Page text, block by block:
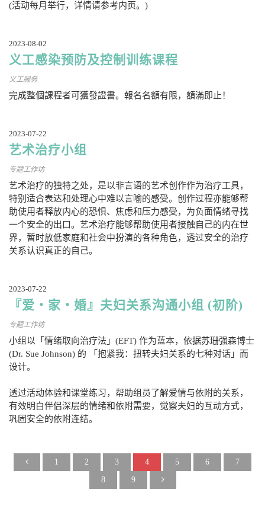
(活动每月举行，详情请参考内页。)
2023-08-02
义工感染预防及控制训练课程
义工服务
完成整個課程者可獲發證書。報名名額有限，額滿即止！
2023-07-22
艺术治疗小组
专题工作坊
艺术治疗的独特之处，是以非言语的艺术创作作为治疗工具，
特别适合表达和处理心中难以言喻的感受。创作过程亦能够帮
助使用者释放内心的恐惧、焦虑和压力感受，为负面情绪寻找
一个安全的出口。艺术治疗能够帮助使用者接触自己的内在世
界，暂时放低家庭和社会中扮演的各种角色，透过安全的治疗
关系认识真正的自己。
2023-07-22
『爱‧家‧婚』夫妇关系沟通小组 (初阶)
专题工作坊
小组以「情绪取向治疗法」(EFT) 作为蓝本，依据苏珊强森博士
(Dr. Sue Johnson) 的 「抱紧我：扭转夫妇关系的七种对话」而
设计。
透过活动体验和课堂练习，帮助组员了解爱情与依附的关系，
有效明白伴侣深层的情绪和依附需要，觉察夫妇的互动方式，
巩固安全的依附连结。
1 2 3 4 5 6
7
8
9